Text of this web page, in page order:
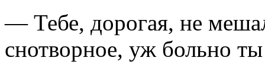
— Тебе, дорогая, не
снотворное, уж больно